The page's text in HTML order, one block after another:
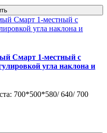
Смарт 1-местный с
угла наклона и
700*500*580/ 640/ 700